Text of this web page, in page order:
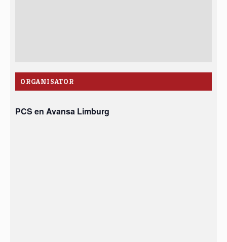
ORGANISATOR
PCS en Avansa Limburg